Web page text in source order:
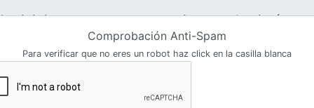
Comprobación Anti-Spam
Para verificar que no eres un robot haz click en la casilla blanca